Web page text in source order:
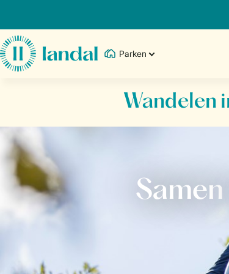
Parken
Wandelen
Samen